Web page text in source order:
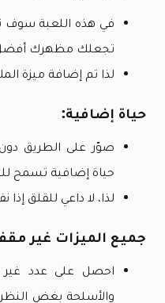
في هذه اللعبة سوف
تجعلك مظهرك
لذا تم إضافة ميزة
حياة إضافية:
صوّر على الطريق
حياة إضافية تسمح
لذا، لا داعي للقلق
جميع الميزات غير
احصل على عدد غير
والأسلحة بغض